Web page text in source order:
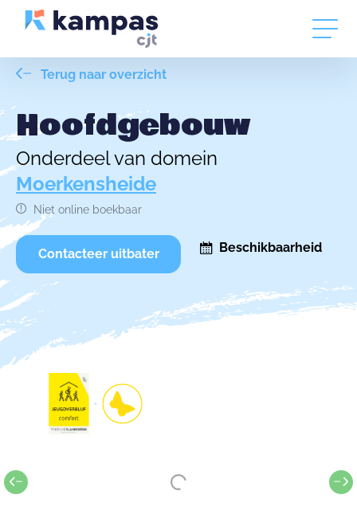
Terug naar overzicht
Hoofdgebouw
Onderdeel van domein
Moerkensheide
Niet online boekbaar
Contacteer uitbater Beschikbaarheid